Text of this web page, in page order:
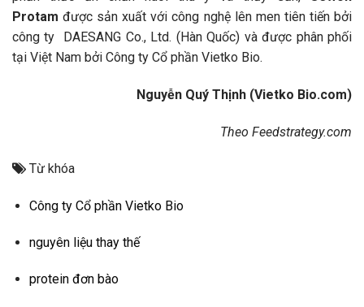
Protam được sản xuất với công nghệ lên men tiên tiến bởi
công ty DAESANG Co., Ltd. (Hàn Quốc) và được phân phối
tại Việt Nam bởi Công ty Cổ phần Vietko Bio.
Nguyễn Quý Thịnh (Vietko Bio.com)
Theo Feedstrategy.com
Từ khóa
Công ty Cổ phần Vietko Bio
nguyên liệu thay thế
protein đơn bào